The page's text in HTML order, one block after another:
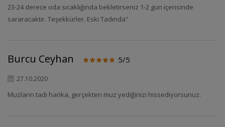
23-24 derece oda sıcaklığında bekletirseniz 1-2 gün içerisinde
sararacaktır. Teşekkürler. Eski Tadında"
Burcu Ceyhan 5/5
27.10.2020
Muzların tadı harika, gerçekten muz yediğinizi hissediyorsunuz.